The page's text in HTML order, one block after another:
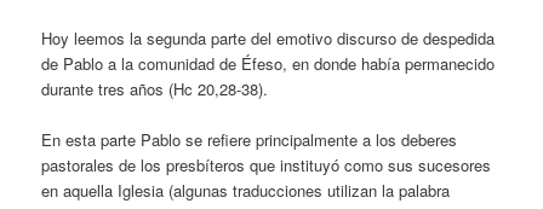
Hoy leemos la segunda parte del emotivo discurso de despedida
de Pablo a la comunidad de Éfeso, en donde había permanecido
durante tres años (Hc 20,28-38).
En esta parte Pablo se refiere principalmente a los deberes
pastorales de los presbíteros que instituyó como sus sucesores
en aquella Iglesia (algunas traducciones utilizan la palabra